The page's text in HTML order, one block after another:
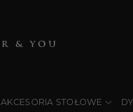
AKCESORIA STOŁOWE